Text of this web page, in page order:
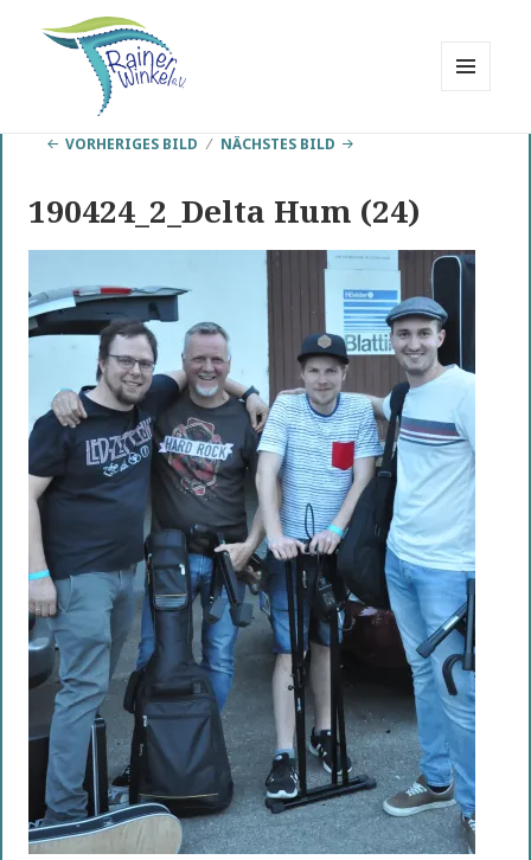
Rainer Winkel
VORHERIGES BILD NÄCHSTES BILD
190424_2_Delta Hum (24)